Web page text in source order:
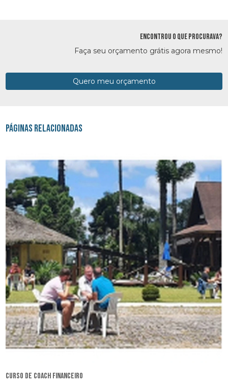
ENCONTROU O QUE PROCURAVA?
Faça seu orçamento grátis agora mesmo!
Quero meu orçamento
Páginas Relacionadas
curso de coach financeiro